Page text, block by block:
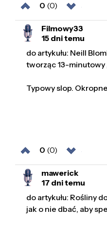
0 (0)
Filmowy33
15 dni temu
do artykułu: Neill
tworząc 13-minutowy
Typowy slop.
0 (0)
mawerick
17 dni temu
do artykułu: Rośliny
jak o nie dbać, aby